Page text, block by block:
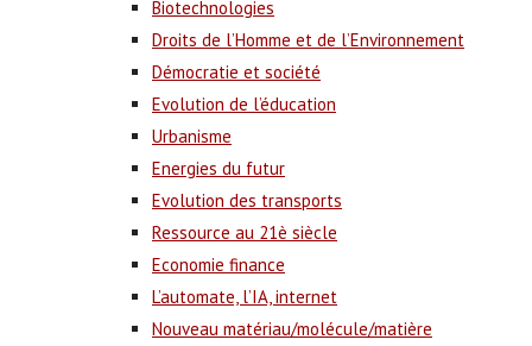
Biotechnologies
Droits de l’Homme et de l’Environnement
Démocratie et société
Evolution de l’éducation
Urbanisme
Energies du futur
Evolution des transports
Ressource au 21è siècle
Economie finance
L’automate, l’IA, internet
Nouveau matériau/molécule/matière